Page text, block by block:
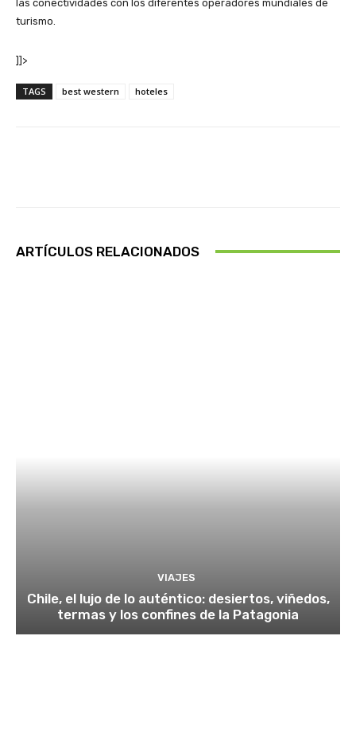
las conectividades con los diferentes operadores mundiales de
turismo.
]]>
TAGS best western hoteles
ARTÍCULOS RELACIONADOS
VIAJES
Chile, el lujo de lo auténtico: desiertos, viñedos,
termas y los confines de la Patagonia